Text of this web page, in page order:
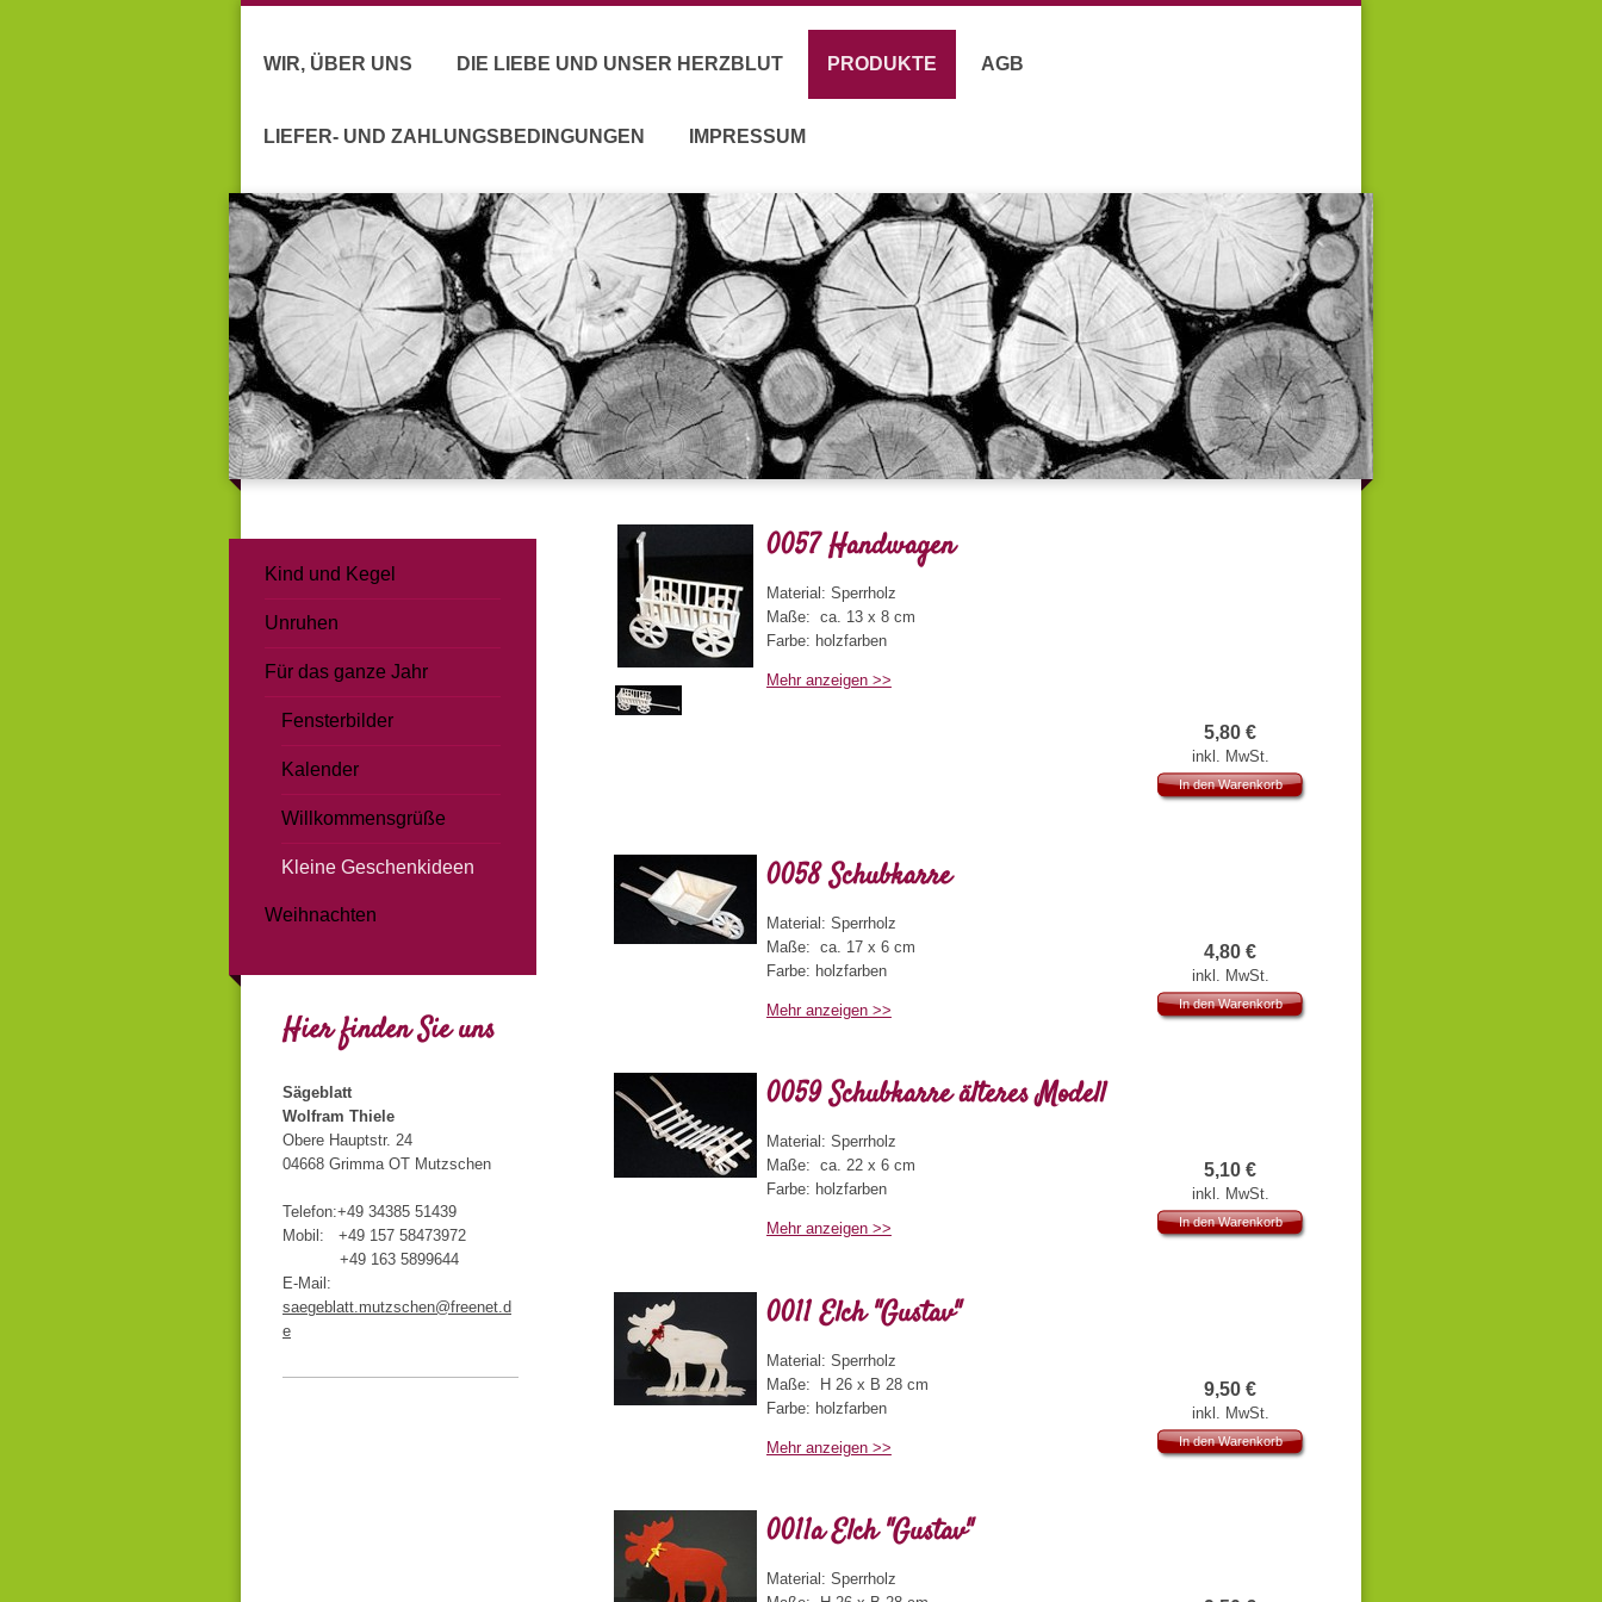
WIR, ÜBER UNS DIE LIEBE UND UNSER HERZBLUT PRODUKTE AGB
LIEFER- UND ZAHLUNGSBEDINGUNGEN IMPRESSUM
5,80 €
inkl. MwSt.
In den Warenkorb
0057 Handwagen
Material: Sperrholz
Maße: ca. 13 x 8 cm
Farbe: holzfarben
Produktbeschreibung
Mehr anzeigen >>
4,80 €
inkl. MwSt.
In den Warenkorb
0058 Schubkarre
Material: Sperrholz
Maße: ca. 17 x 6 cm
Farbe: holzfarben
Produktbeschreibung
Mehr anzeigen >>
5,10 €
inkl. MwSt.
In den Warenkorb
0059 Schubkarre älteres Modell
Material: Sperrholz
Maße: ca. 22 x 6 cm
Farbe: holzfarben
Produktbeschreibung
Kinder verwendet werden.
Mehr anzeigen >>
9,50 €
inkl. MwSt.
In den Warenkorb
0011 Elch "Gustav"
Material: Sperrholz
Maße: H 26 x B 28 cm
Farbe: holzfarben
Produktbeschreibung
geeignet.
Mehr anzeigen >>
0011a Elch "Gustav"
Material: Sperrholz
Kind und Kegel
Unruhen
Für das ganze Jahr
Fensterbilder
Kalender
Willkommensgrüße
Kleine Geschenkideen
Weihnachten
Hier finden Sie uns
Sägeblatt
Wolfram Thiele
Obere Hauptstr. 24
04668 Grimma OT Mutzschen
Telefon:+49 34385 51439
Mobil: +49 157 58473972
+49 163 5899644
E-Mail:
saegeblatt.mutzschen@freenet.d
e